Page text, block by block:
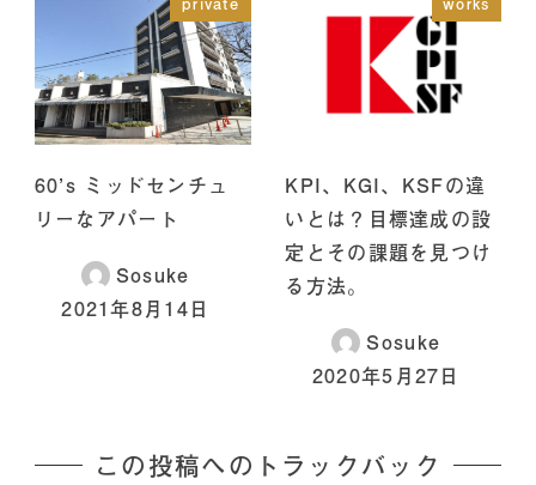
60’s ミッドセンチュ
リーなアパート
Sosuke
2021年8月14日
KPI、KGI、KSFの違
いとは？目標達成の設
定とその課題を見つけ
る方法。
Sosuke
2020年5月27日
この投稿へのトラックバック